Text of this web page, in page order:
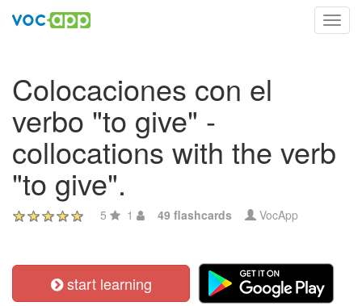
Colocaciones con el
verbo "to give" -
collocations with the verb
"to give".
5 1 49 flashcards VocApp
start learning